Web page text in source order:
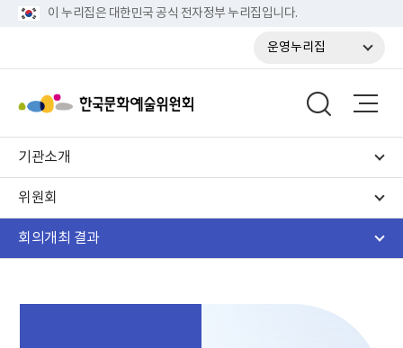
이 누리집은 대한민국 공식 전자정부 누리집입니다.
운영누리집
기관소개
위원회
회의개최 결과